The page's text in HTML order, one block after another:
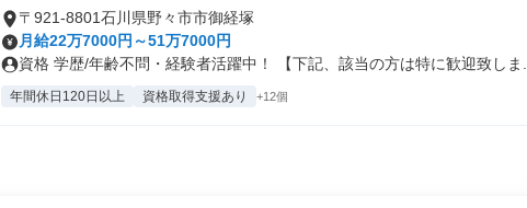
〒921-8801石川県野々市市御経塚
月給22万7000円～51万7000円
資格 学歴/年齢不問・経験者活躍中！ 【下記、該当の方は特に歓迎致しま...
年間休日120日以上 資格取得支援あり +12個